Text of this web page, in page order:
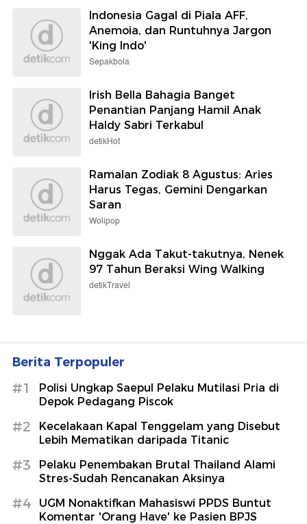
Indonesia Gagal di Piala AFF,
Anemoia, dan Runtuhnya Jargon
'King Indo'
Sepakbola
Irish Bella Bahagia Banget
Penantian Panjang Hamil Anak
Haldy Sabri Terkabul
detikHot
Ramalan Zodiak 8 Agustus: Aries
Harus Tegas, Gemini Dengarkan
Saran
Wolipop
Nggak Ada Takut-takutnya, Nenek
97 Tahun Beraksi Wing Walking
detikTravel
Berita Terpopuler
#1
Polisi Ungkap Saepul Pelaku Mutilasi Pria di
Depok Pedagang Piscok
#2
Kecelakaan Kapal Tenggelam yang Disebut
Lebih Mematikan daripada Titanic
#3
Pelaku Penembakan Brutal Thailand Alami
Stres-Sudah Rencanakan Aksinya
#4
UGM Nonaktifkan Mahasiswi PPDS Buntut
Komentar 'Orang Have' ke Pasien BPJS